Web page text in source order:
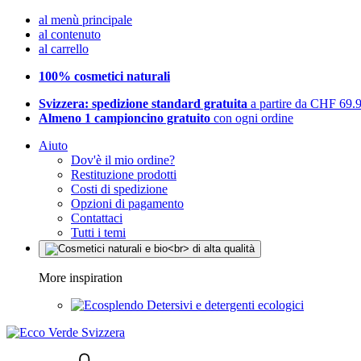
al menù principale
al contenuto
al carrello
100% cosmetici naturali
Svizzera: spedizione standard gratuita a partire da CHF
Almeno 1 campioncino gratuito con ogni ordine
Aiuto
Dov'è il mio ordine?
Restituzione prodotti
Costi di spedizione
Opzioni di pagamento
Contattaci
Tutti i temi
More inspiration
Detersivi e detergenti ecologici